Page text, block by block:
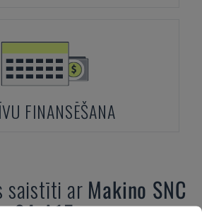
FINANSĒŠANA
saistīti ar Makino SNC